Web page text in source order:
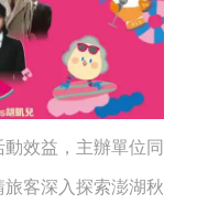
效益，主辦單位同
客深入探索澎湖秋